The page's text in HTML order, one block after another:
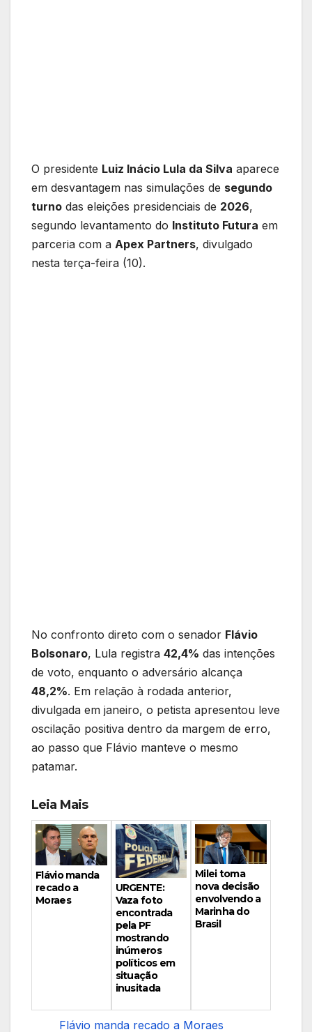
O presidente Luiz Inácio Lula da Silva aparece
em desvantagem nas simulações de segundo
turno das eleições presidenciais de 2026,
segundo levantamento do Instituto Futura em
parceria com a Apex Partners, divulgado
nesta terça-feira (10).
No confronto direto com o senador Flávio
Bolsonaro, Lula registra 42,4% das intenções
de voto, enquanto o adversário alcança
48,2%. Em relação à rodada anterior,
divulgada em janeiro, o petista apresentou leve
oscilação positiva dentro da margem de erro,
ao passo que Flávio manteve o mesmo
patamar.
Leia Mais
Flávio manda
recado a
Moraes
URGENTE:
Vaza foto
encontrada
pela PF
mostrando
inúmeros
políticos em
situação
inusitada
Milei toma
nova decisão
envolvendo a
Marinha do
Brasil
Flávio manda recado a Moraes